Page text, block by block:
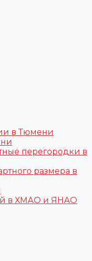
в Тюмени
перегородки в
размера в
в ХМАО и ЯНАО